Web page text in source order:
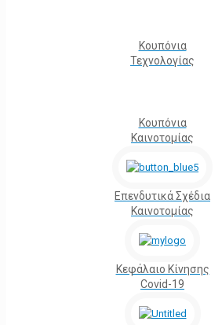
Κουπόνια
Τεχνολογίας
Κουπόνια
Καινοτομίας
Επενδυτικά Σχέδια
Καινοτομίας
Κεφάλαιο Κίνησης
Covid-19